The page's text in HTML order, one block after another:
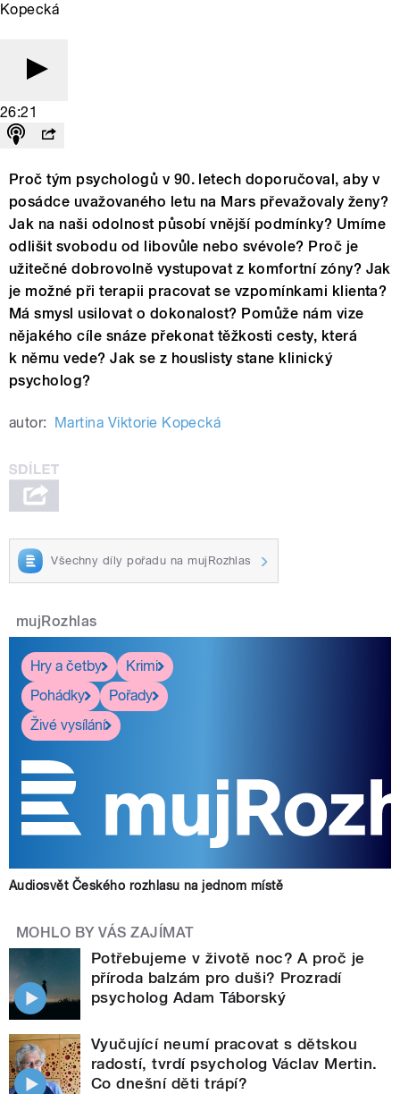
Kopecká
26:21
Proč tým psychologů v 90. letech doporučoval, aby v
posádce uvažovaného letu na Mars převažovaly ženy?
Jak na naši odolnost působí vnější podmínky? Umíme
odlišit svobodu od libovůle nebo svévole? Proč je
užitečné dobrovolně vystupovat z komfortní zóny? Jak
je možné při terapii pracovat se vzpomínkami klienta?
Má smysl usilovat o dokonalost? Pomůže nám vize
nějakého cíle snáze překonat těžkosti cesty, která
k němu vede? Jak se z houslisty stane klinický
psycholog?
autor: Martina Viktorie Kopecká
Všechny díly pořadu na mujRozhlas
mujRozhlas
Hry a četby
Krimi
Pohádky
Pořady
Živé vysílání
Audiosvět Českého rozhlasu na jednom místě
MOHLO BY VÁS ZAJÍMAT
Potřebujeme v životě noc? A proč je
příroda balzám pro duši? Prozradí
psycholog Adam Táborský
Vyučující neumí pracovat s dětskou
radostí, tvrdí psycholog Václav Mertin.
Co dnešní děti trápí?